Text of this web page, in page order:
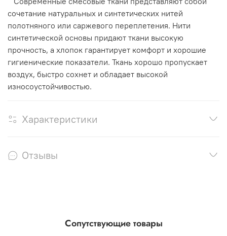
сочетание натуральных и синтетических нитей
полотняного или саржевого переплетения. Нити
синтетической основы придают ткани высокую
прочность, а хлопок гарантирует комфорт и хорошие
гигиенические показатели. Ткань хорошо пропускает
воздух, быстро сохнет и обладает высокой
износоустойчивостью.
Характеристики
Отзывы
Сопутствующие товары